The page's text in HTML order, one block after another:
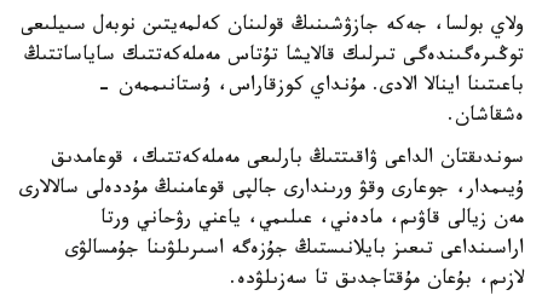
ولاي بولسا، جەكە جازۋشىنىڭ قولىنان كەلمەيتىن نوبەل سىيلىعى
توڭىرەگىندەگى تىرلىك قالايشا تۇتاس مەملەكەتتىك ساياساتتىڭ
باعىتىنا اينالا الادى. مۇنداي كوزقاراس، ۇستانىممەن -
ەشقاشان.
سوندىقتان الداعى ۋاقىتتىڭ بارلىعى مەملەكەتتىك، قوعامدىق
ۇيىمدار، جوعارى وقۋ ورىندارى جالپى قوعامنىڭ مۇددەلى سالالارى
مەن زيالى قاۋىم، مادەني، عىلىمي، ياعني رۋحاني ورتا
اراسىنداعى تىعىز بايلانىستىڭ جۇزەگە اسىرىلۋىنا جۇمسالۋى
لازىم، بۇعان مۇقتاجدىق تا سەزىلۋدە.